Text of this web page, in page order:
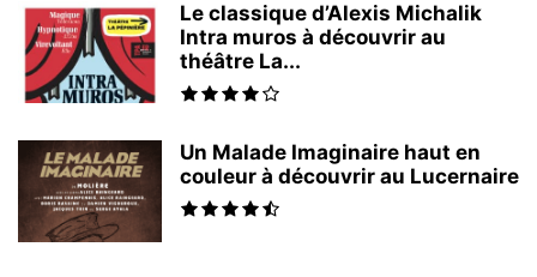
Le classique d’Alexis Michalik
Intra muros à découvrir au
théâtre La...
Un Malade Imaginaire haut en
couleur à découvrir au Lucernaire